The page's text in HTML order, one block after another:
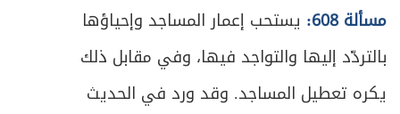
مسألة 608:
يستحب إعمار المساجد وإحياؤها
بالتردّد إليها والتواجد فيها، وفي مقابل ذلك
يكره تعطيل المساجد. وقد ورد في الحديث